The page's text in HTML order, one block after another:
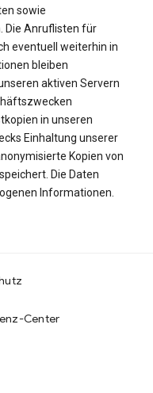
sowie
Die Anruflisten für
eventuell weiterhin in
bleiben
aktiven Servern
in unseren
Einhaltung unserer
Kopien von
Die Daten
Informationen.
Center